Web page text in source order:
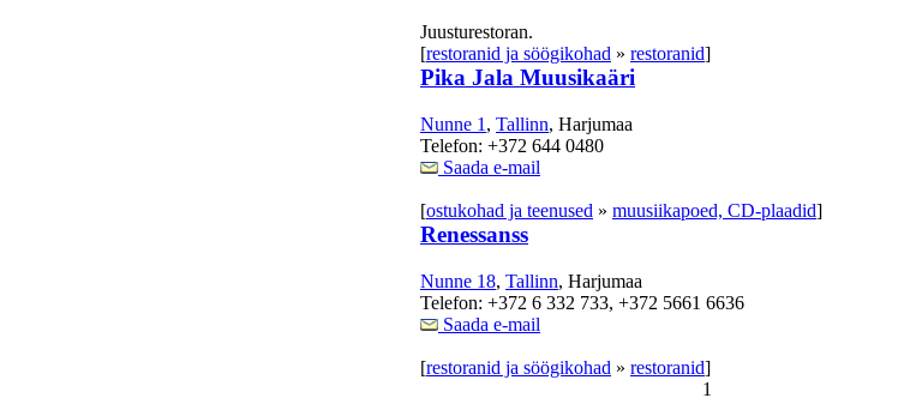
Juusturestoran.
[restoranid ja söögikohad » restoranid]
Pika Jala Muusikaäri
Nunne 1 , Tallinn, Harjumaa
Telefon: +372 644 0480
Saada e-mail
[ostukohad ja teenused » muusiikapoed, CD-plaadid]
Renessanss
Nunne 18, Tallinn, Harjumaa
Telefon: +372 6 332 733, +372 5661 6636
Saada e-mail
[restoranid ja söögikohad » restoranid]
1